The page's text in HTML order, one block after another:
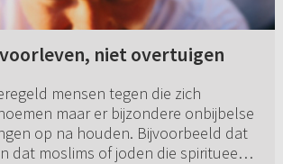
niet overtuigen
mensen tegen die zich
maar er bijzondere onbijbelse
op na houden. Bijvoorbeeld dat
dat moslims of joden die spiritueel